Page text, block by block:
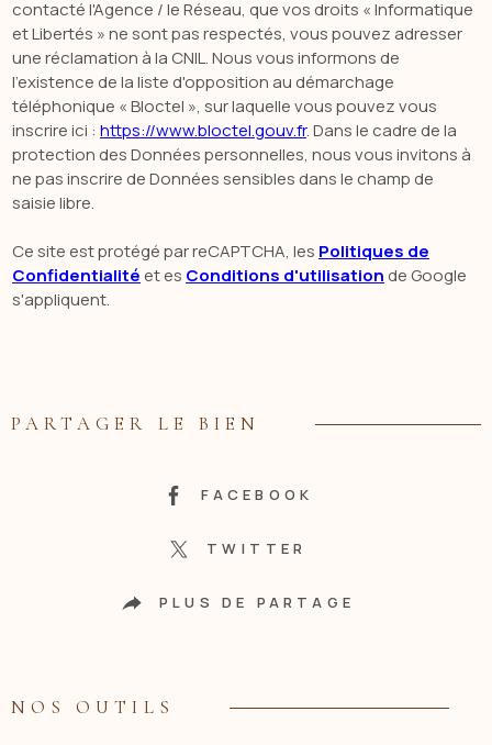
contacté l'Agence / le Réseau, que vos droits « Informatique
et Libertés » ne sont pas respectés, vous pouvez adresser
une réclamation à la CNIL. Nous vous informons de
l’existence de la liste d'opposition au démarchage
téléphonique « Bloctel », sur laquelle vous pouvez vous
inscrire ici : https://www.bloctel.gouv.fr. Dans le cadre de la
protection des Données personnelles, nous vous invitons à
ne pas inscrire de Données sensibles dans le champ de
saisie libre.
Ce site est protégé par reCAPTCHA, les Politiques de
Confidentialité et es Conditions d'utilisation de Google
s'appliquent.
PARTAGER LE BIEN
FACEBOOK
TWITTER
PLUS DE PARTAGE
NOS OUTILS